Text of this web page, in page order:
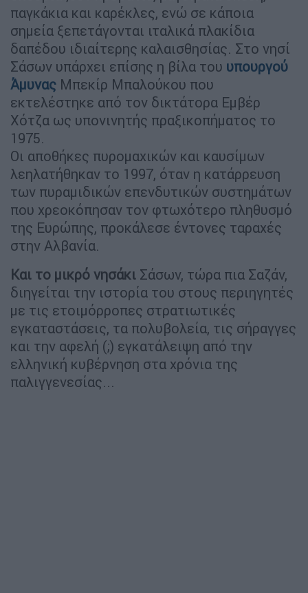
παγκάκια και καρέκλες, ενώ σε κάποια
σημεία ξεπετάγονται ιταλικά πλακίδια
δαπέδου ιδιαίτερης καλαισθησίας. Στο νησί
Σάσων υπάρχει επίσης η βίλα του υπουργού
Άμυνας Μπεκίρ Μπαλούκου που
εκτελέστηκε από τον δικτάτορα Εμβέρ
Χότζα ως υπονινητής πραξικοπήματος το
1975.
Οι αποθήκες πυρομαχικών και καυσίμων
λεηλατήθηκαν το 1997, όταν η κατάρρευση
των πυραμιδικών επενδυτικών συστημάτων
που χρεοκόπησαν τον φτωχότερο πληθυσμό
της Ευρώπης, προκάλεσε έντονες ταραχές
στην Αλβανία.
Και το μικρό νησάκι Σάσων, τώρα πια Σαζάν,
διηγείται την ιστορία του στους περιηγητές
με τις ετοιμόρροπες στρατιωτικές
εγκαταστάσεις, τα πολυβολεία, τις σήραγγες
και την αφελή (;) εγκατάλειψη από την
ελληνική κυβέρνηση στα χρόνια της
παλιγγενεσίας...